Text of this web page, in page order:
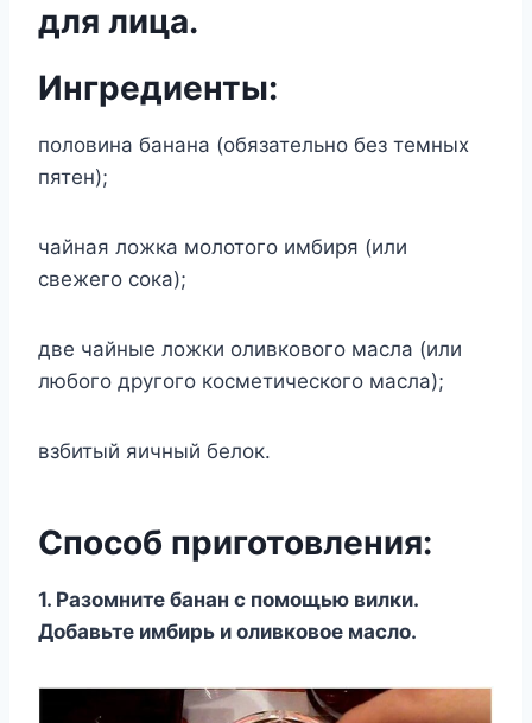
для лица.
Ингредиенты:
половина банана (обязательно без темных
пятен);
чайная ложка молотого имбиря (или
свежего сока);
две чайные ложки оливкового масла (или
любого другого косметического масла);
взбитый яичный белок.
Способ приготовления:
1. Разомните банан с помощью вилки.
Добавьте имбирь и оливковое масло.